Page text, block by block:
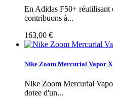
En Adidas F50+ réutilisant
contribuons à...
163,00 €
Nike Zoom Mercurial Vapor
Nike Zoom Mercurial
dotee d'un...